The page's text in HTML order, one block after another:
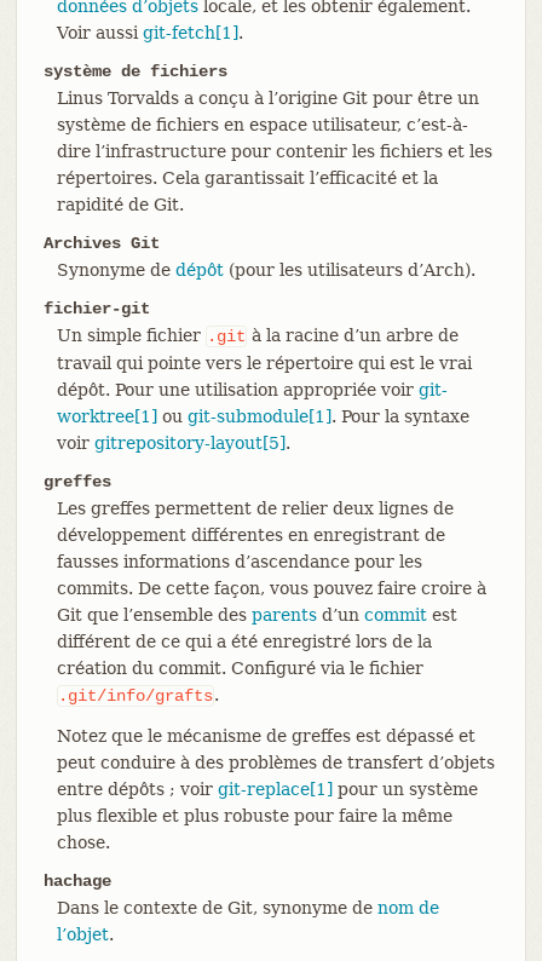
données d’objetslocale, et les obtenir également.
Voir aussi git-fetch[1].
système de fichiers
Linus Torvalds a conçu à l’origine Git pour être un
système de fichiers en espace utilisateur, c’est-à-
dire l’infrastructure pour contenir les fichiers et les
répertoires. Cela garantissait l’efficacité et la
rapidité de Git.
Archives Git
Synonyme de dépôt(pour les utilisateurs d’Arch).
fichier-git
Un simple fichier .git à la racine d’un arbre de
travail qui pointe vers le répertoire qui est le vrai
dépôt. Pour une utilisation appropriée voir git-
worktree[1] ou git-submodule[1]. Pour la syntaxe
voir gitrepository-layout[5].
greffes
Les greffes permettent de relier deux lignes de
développement différentes en enregistrant de
fausses informations d’ascendance pour les
commits. De cette façon, vous pouvez faire croire à
Git que l’ensemble des parentsd’un commitest
différent de ce qui a été enregistré lors de la
création du commit. Configuré via le fichier
.git/info/grafts.
Notez que le mécanisme de greffes est dépassé et
peut conduire à des problèmes de transfert d’objets
entre dépôts ; voir git-replace[1] pour un système
plus flexible et plus robuste pour faire la même
chose.
hachage
Dans le contexte de Git, synonyme de nom de
l’objet.